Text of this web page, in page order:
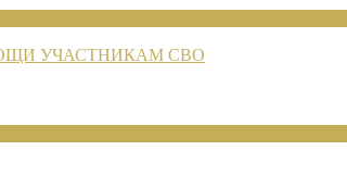
УЧАСТНИКАМ СВО